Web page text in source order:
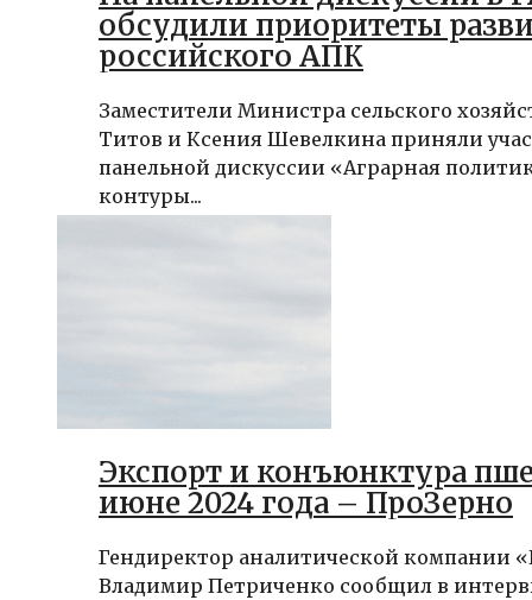
обсудили приоритеты
российского АПК
Заместители Министра сельского
Титов и Ксения Шевелкина приняли
панельной дискуссии «Аграрная
контуры...
Экспорт и конъюнктура
июне 2024 года – ПроЗерно
Гендиректор аналитической компании
Владимир Петриченко сообщил в